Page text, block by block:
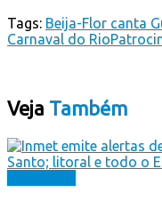
Tags: Beija-Flor canta
Carnaval do Rio
Veja Também